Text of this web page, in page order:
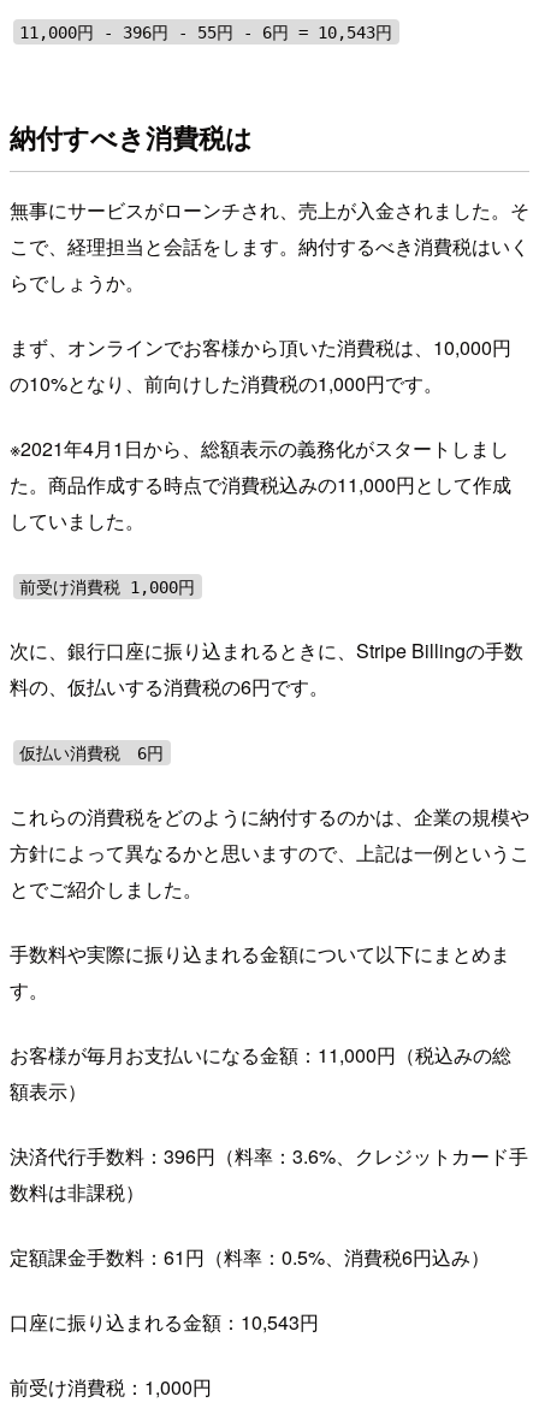
11,000円 - 396円 - 55円 - 6円 = 10,543円
納付すべき消費税は
無事にサービスがローンチされ、売上が入金されました。そ
こで、経理担当と会話をします。納付するべき消費税はいく
らでしょうか。
まず、オンラインでお客様から頂いた消費税は、10,000円
の10%となり、前向けした消費税の1,000円です。
※2021年4月1日から、総額表示の義務化がスタートしまし
た。商品作成する時点で消費税込みの11,000円として作成
していました。
前受け消費税 1,000円
次に、銀行口座に振り込まれるときに、Stripe Billingの手数
料の、仮払いする消費税の6円です。
仮払い消費税 6円
これらの消費税をどのように納付するのかは、企業の規模や
方針によって異なるかと思いますので、上記は一例というこ
とでご紹介しました。
手数料や実際に振り込まれる金額について以下にまとめま
す。
お客様が毎月お支払いになる金額：11,000円（税込みの総
額表示）
決済代行手数料：396円（料率：3.6%、クレジットカード手
数料は非課税）
定額課金手数料：61円（料率：0.5%、消費税6円込み）
口座に振り込まれる金額：10,543円
前受け消費税：1,000円